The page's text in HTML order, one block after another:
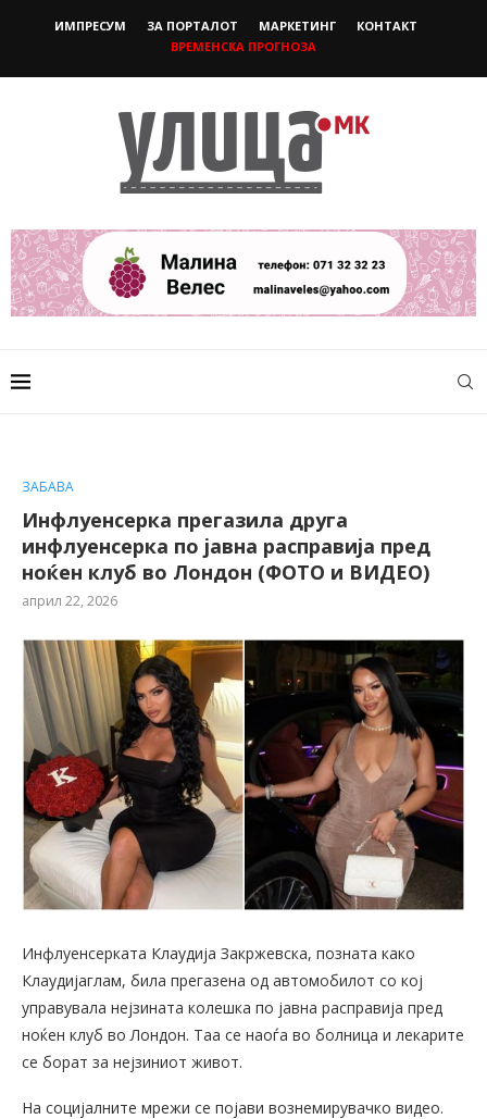
ИМПРЕСУМ ЗА ПОРТАЛОТ МАРКЕТИНГ
КОНТАКТ
ВРЕМЕНСКА ПРОГНОЗА
ЗАБАВА
Инфлуенсерка прегазила друга
инфлуенсерка по јавна расправија пред
ноќен клуб во Лондон (ФОТО и ВИДЕО)
април 22, 2026
Инфлуенсерката Клаудија Закржевска, позната како
Клаудијаглам, била прегазена од автомобилот со кој
управувала нејзината колешка по јавна расправија пред
ноќен клуб во Лондон. Таа се наоѓа во болница и лекарите
се борат за нејзиниот живот.
На социјалните мрежи се појави вознемирувачко видео.